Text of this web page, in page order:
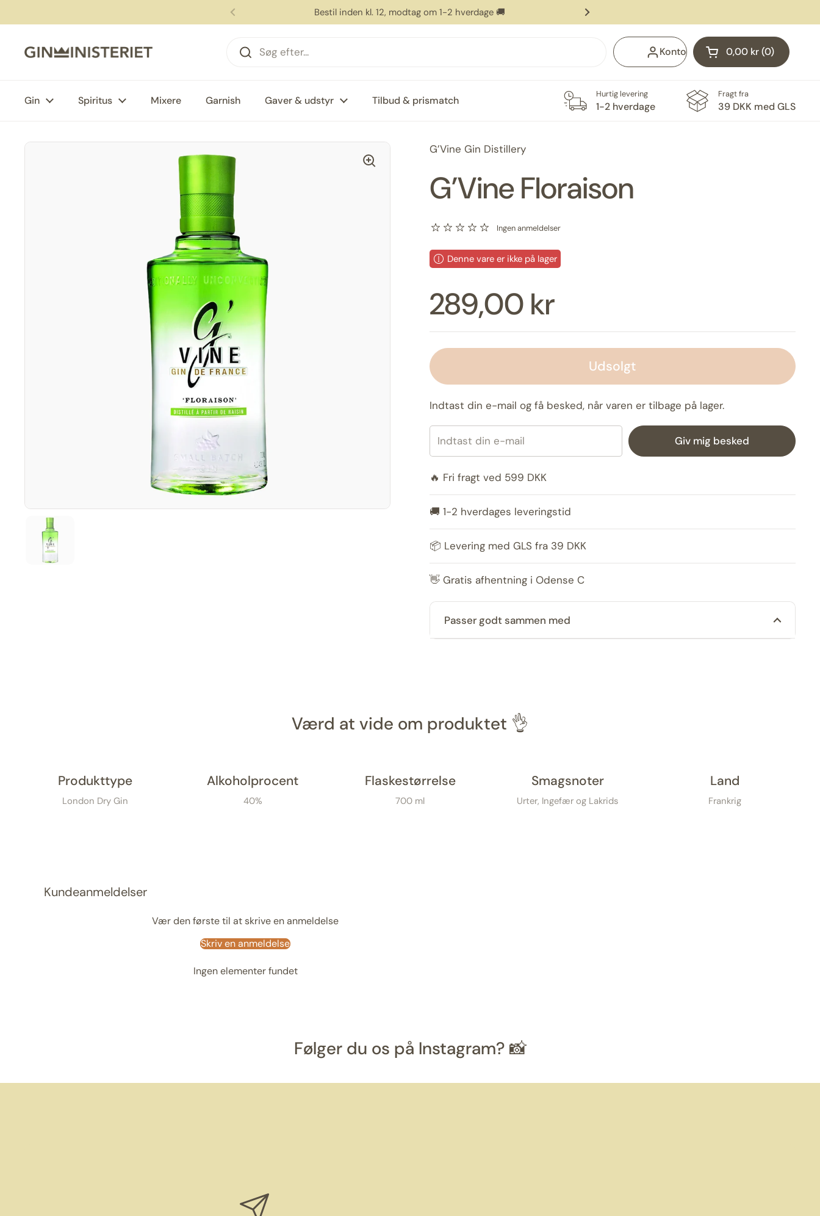
Forrige
Bestil inden kl. 12, modtag om 1-2 hverdage 🚚
Næste
Konto Åben vogn
Indkøbskurv Total:
0,00 kr 0
produkter i din
Gin Spiritus Mixere Garnish Gaver & udstyr Tilbud & prismatch
Hurtig levering
1-2 hverdage
Fragt fra
39 DKK med GLS
Vis slide 1
G’Vine Gin Distillery
G’Vine Floraison
Ingen anmeldelser
Denne vare er ikke på lager
Pris:
289,00 kr
Udsolgt
Indtast din e-mail og få besked, når varen er tilbage på lager.
Giv mig besked
🔥 Fri fragt ved 599 DKK
🚚 1-2 hverdages leveringstid
📦 Levering med GLS fra 39 DKK
👋 Gratis afhentning i Odense C
Passer godt sammen med
Værd at vide om produktet 👌
Produkttype
London Dry Gin
Alkoholprocent
40%
Flaskestørrelse
700 ml
Smagsnoter
Urter, Ingefær og Lakrids
Land
Frankrig
Kundeanmeldelser
Vær den første til at skrive en anmeldelse
Skriv en anmeldelse
Ingen elementer fundet
Følger du os på Instagram? 📸